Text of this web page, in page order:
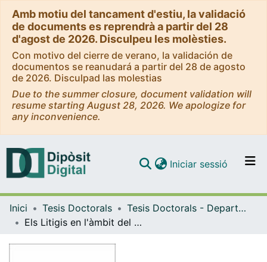
Amb motiu del tancament d'estiu, la validació
de documents es reprendrà a partir del 28
d'agost de 2026. Disculpeu les molèsties.
Con motivo del cierre de verano, la validación de
documentos se reanudará a partir del 28 de agosto
de 2026. Disculpad las molestias
Due to the summer closure, document validation will
resume starting August 28, 2026. We apologize for
any inconvenience.
Navega per tot el DD
Iniciar sessió (current)
Inici Tesis Doctorals
Tesis Doctorals - Departament - Dret i Economia Internacionals
Els Litigis en l'àmbit del dret de família quan intervenen elements d'estrangeria: El cas dels magribins